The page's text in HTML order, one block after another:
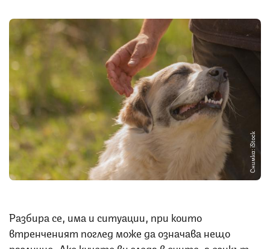
Снимка: iStock
Разбира се, има и ситуации, при които
втренченият поглед може да означава нещо